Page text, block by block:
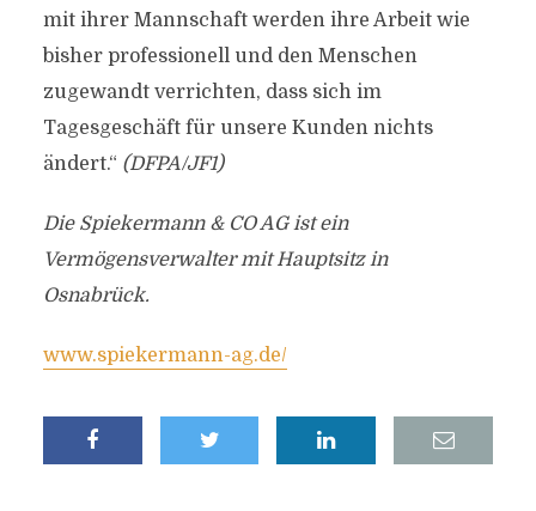
mit ihrer Mannschaft werden ihre Arbeit wie
bisher professionell und den Menschen
zugewandt verrichten, dass sich im
Tagesgeschäft für unsere Kunden nichts
ändert.“ (DFPA/JF1)
Die Spiekermann & CO AG ist ein
Vermögensverwalter mit Hauptsitz in
Osnabrück.
www.spiekermann-ag.de/